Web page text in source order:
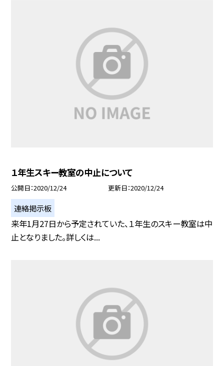
１年生スキー教室の中止について
公開日 2020/12/24 更新日 2020/12/24
連絡掲示板
来年1月27日から予定されていた、１年生のスキー教室は中
止となりました。詳しくは...